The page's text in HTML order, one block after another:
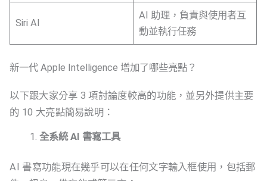
Siri AI
AI 助理，負責與使用者互
動並執行任務
新一代 Apple Intelligence 增加了哪些亮點？
以下跟大家分享 3 項討論度較高的功能，並另外提供主要
的 10 大亮點簡易說明：
全系統 AI 書寫工具
AI 書寫功能現在幾乎可以在任何文字輸入框使用，包括郵